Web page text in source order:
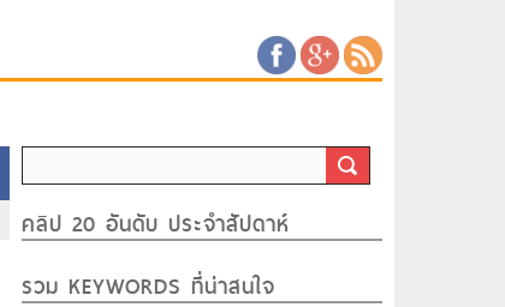
คลิป 20 อันดับ ประจำสัปดาห์
รวม KEYWORDS ที่น่าสนใจ